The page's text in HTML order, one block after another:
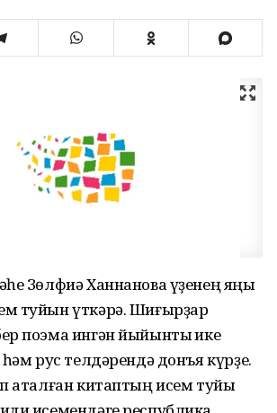
Зөлфиә Ханнанова үҙенең яңы
туйын үткәрә. Шиғырҙар
поэма ингән йыйынтыҡ ике
һәм рус телдәрендә донъя күрҙе.
аталған китаптың исем туйы